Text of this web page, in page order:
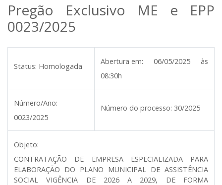
Pregão Exclusivo ME e EPP
0023/2025
Status: Homologada
Abertura em:
06/05/2025 às
08:30h
Número/Ano:
0023/2025
Número do processo: 30/2025
Objeto:
CONTRATAÇÃO DE EMPRESA ESPECIALIZADA PARA
ELABORAÇÃO DO PLANO MUNICIPAL DE ASSISTÊNCIA
SOCIAL VIGÊNCIA DE 2026 A 2029, DE FORMA